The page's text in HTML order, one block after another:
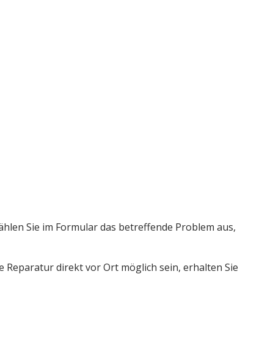
Sie im Formular das betreffende Problem aus,
Reparatur direkt vor Ort möglich sein, erhalten Sie